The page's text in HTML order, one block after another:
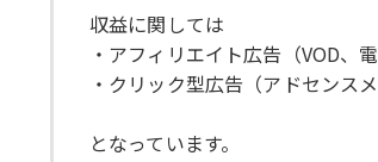
収益に関しては
・アフィリエイト広告（VOD、電
・クリック型広告（アドセンスメ
となっています。